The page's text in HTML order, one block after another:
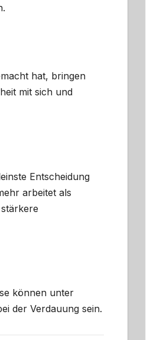
hat, bringen
mit sich und
Entscheidung
arbeitet als
können unter
der Verdauung sein.